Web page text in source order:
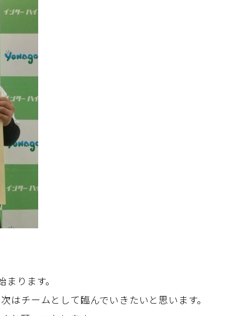
ります。
はチームとして臨んでいきたいと思います。